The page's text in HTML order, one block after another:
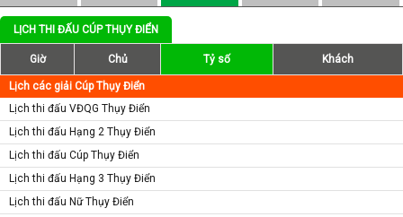
LỊCH THI ĐẤU CÚP THỤY ĐIỂN
Giờ Chủ Tỷ số Khách
Lịch các giải Cúp Thụy Điển
Lịch thi đấu VĐQG Thụy Điển
Lịch thi đấu Hạng 2 Thụy Điển
Lịch thi đấu Cúp Thụy Điển
Lịch thi đấu Hạng 3 Thụy Điển
Lịch thi đấu Nữ Thụy Điển